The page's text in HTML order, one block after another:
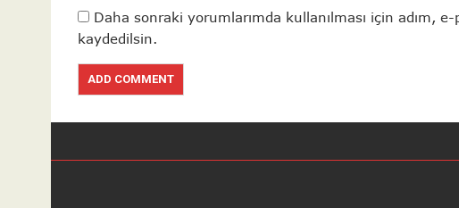
Daha sonraki yorumlarımda kullanılması için adım,
kaydedilsin.